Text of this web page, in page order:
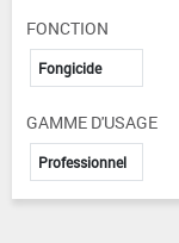
FONCTION
Fongicide
GAMME D'USAGE
Professionnel